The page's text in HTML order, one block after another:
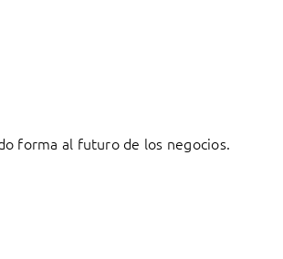
forma al futuro de los negocios.